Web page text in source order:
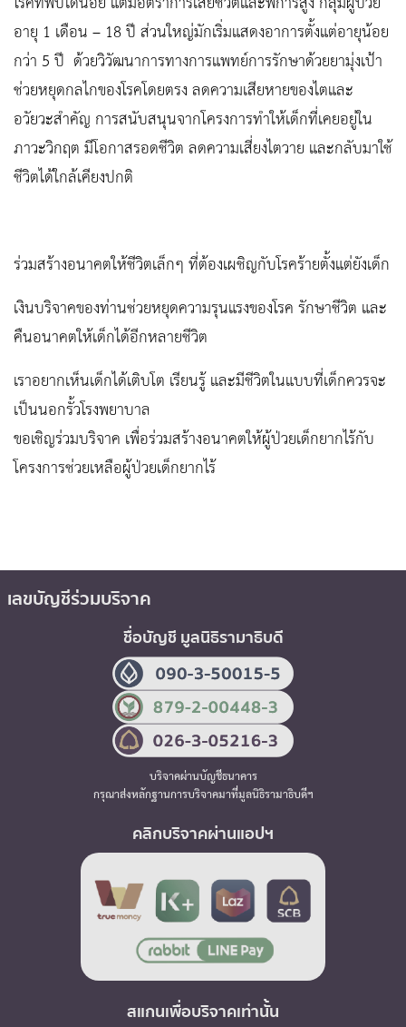
อายุ 1 เดือน – 18 ปี ส่วนใหญ่มักเริ่มแสดงอาการตั้งแต่อายุน้อย
กว่า 5 ปี ด้วยวิวัฒนาการทางการแพทย์การรักษาด้วยยามุ่งเป้า
ช่วยหยุดกลไกของโรคโดยตรง ลดความเสียหายของไตและ
อวัยวะสำคัญ การสนับสนุนจากโครงการทำให้เด็กที่เคยอยู่ใน
ภาวะวิกฤต มีโอกาสรอดชีวิต ลดความเสี่ยงไตวาย และกลับมาใช้
ชีวิตได้ใกล้เคียงปกติ
ร่วมสร้างอนาคตให้ชีวิตเล็กๆ ที่ต้องเผชิญกับโรคร้ายตั้งแต่ยังเด็ก
เงินบริจาคของท่านช่วยหยุดความรุนแรงของโรค รักษาชีวิต และ
คืนอนาคตให้เด็กได้อีกหลายชีวิต
เราอยากเห็นเด็กได้เติบโต เรียนรู้ และมีชีวิตในแบบที่เด็กควรจะ
เป็นนอกรั้วโรงพยาบาล
ขอเชิญร่วมบริจาค เพื่อร่วมสร้างอนาคตให้ผู้ป่วยเด็กยากไร้กับ
โครงการช่วยเหลือผู้ป่วยเด็กยากไร้
เลขบัญชีร่วมบริจาค
ชื่อบัญชี มูลนิธิรามาธิบดี
บริจาคผ่านบัญชีธนาคาร
กรุณาส่งหลักฐานการบริจาคมาที่มูลนิธิรามาธิบดีฯ
คลิกบริจาคผ่านแอปฯ
สแกนเพื่อบริจาคเท่านั้น